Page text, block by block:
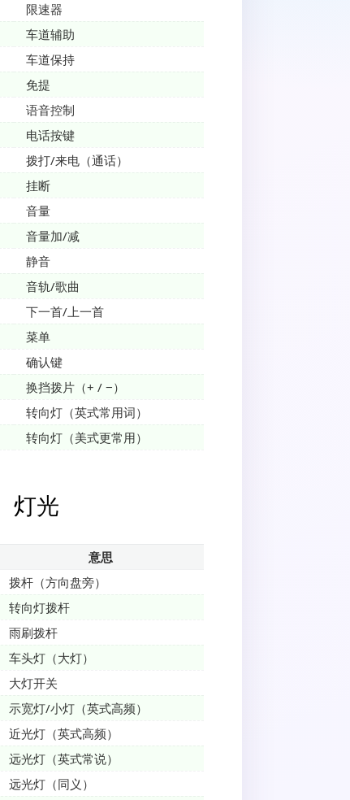
限速器
车道辅助
车道保持
免提
语音控制
电话按键
拨打/来电（通话）
挂断
音量
音量加/减
静音
音轨/歌曲
下一首/上一首
菜单
确认键
换挡拨片（+ / −）
转向灯（英式常用词）
转向灯（美式更常用）
灯光
意思
拨杆（方向盘旁）
转向灯拨杆
雨刷拨杆
车头灯（大灯）
大灯开关
示宽灯/小灯（英式高频）
近光灯（英式高频）
远光灯（英式常说）
远光灯（同义）